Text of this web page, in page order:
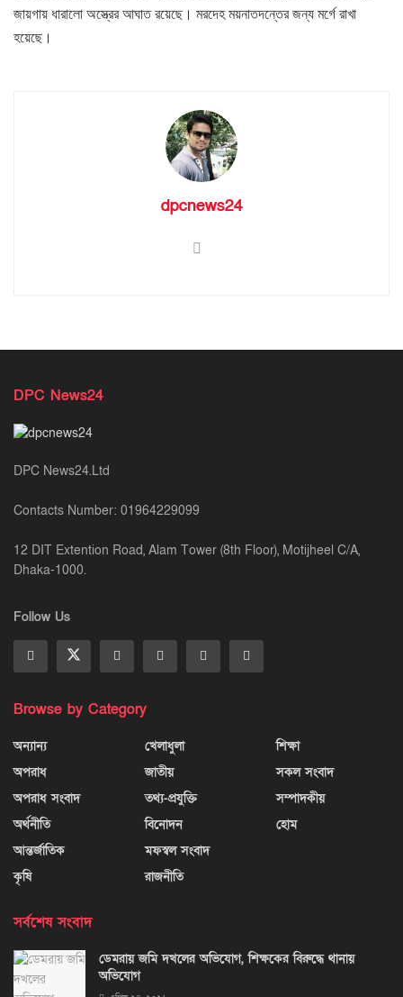
জায়গায় ধারালো অস্ত্রের আঘাত রয়েছে। মরদেহ ময়নাতদন্তের জন্য মর্গে রাখা
হয়েছে।
dpcnews24
DPC News24
DPC News24.Ltd
Contacts Number: 01964229099
12 DIT Extention Road, Alam Tower (8th Floor), Motijheel C/A,
Dhaka-1000.
Follow Us
Browse by Category
অন্যান্য
অপরাধ
অপরাধ সংবাদ
অর্থনীতি
আন্তর্জাতিক
কৃষি
খেলাধুলা
জাতীয়
তথ্য-প্রযুক্তি
বিনোদন
মফস্বল সংবাদ
রাজনীতি
শিক্ষা
সকল সংবাদ
সম্পাদকীয়
হোম
সর্বশেষ সংবাদ
ডেমরায় জমি দখলের অভিযোগ, শিক্ষকের বিরুদ্ধে থানায়
অভিযোগ